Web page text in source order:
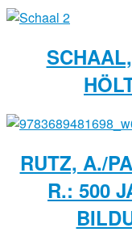
RUTZ, A./
R.: 500